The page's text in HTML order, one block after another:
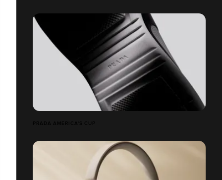
PRADA AMERICA'S CUP